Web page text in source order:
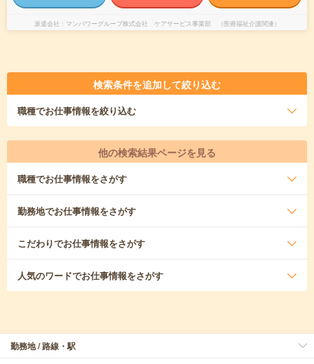
派遣会社 マンパワーグループ株式会社 ケアサービス事業部 （医療福祉介護関連）
検索条件を追加して絞り込む
職種でお仕事情報を絞り込む
他の検索結果ページを見る
職種でお仕事情報をさがす
勤務地でお仕事情報をさがす
こだわりでお仕事情報をさがす
人気のワードでお仕事情報をさがす
勤務地 / 路線・駅